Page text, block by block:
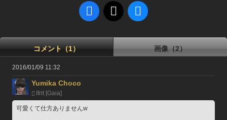
コメント（1） 画像（2）
2016/01/09 11:32
Yumika Choco
Ifrit [Gaia]
可愛くて仕方ありませんw